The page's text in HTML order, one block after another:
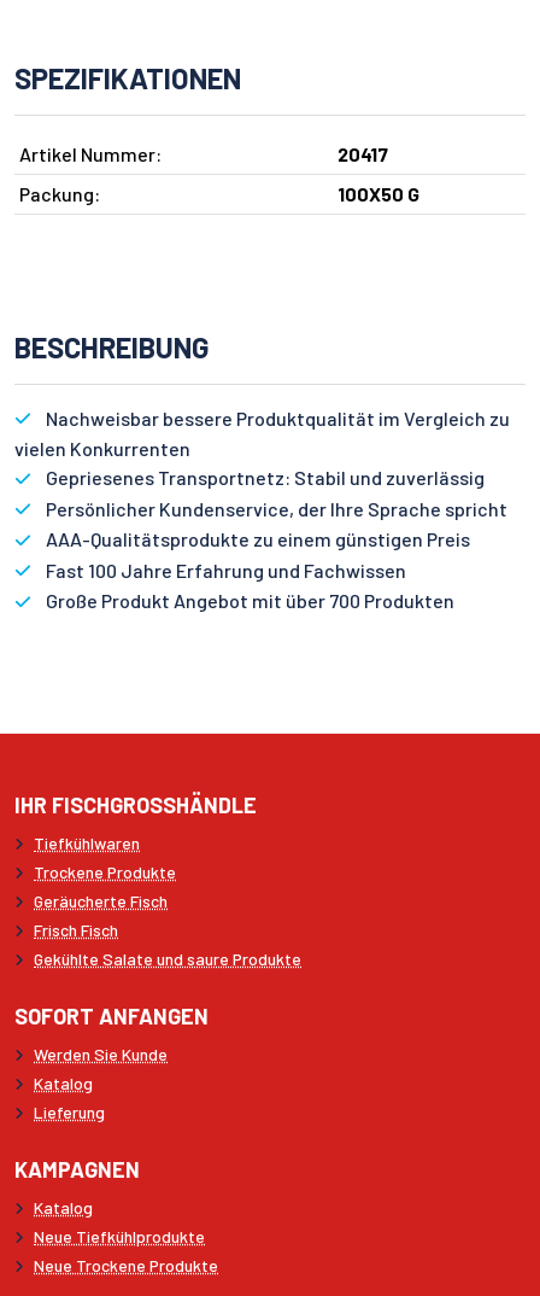
SPEZIFIKATIONEN
Artikel Nummer:
20417
Packung:
100X50 G
BESCHREIBUNG
Nachweisbar bessere Produktqualität im Vergleich zu
vielen Konkurrenten
Gepriesenes Transportnetz: Stabil und zuverlässig
Persönlicher Kundenservice, der Ihre Sprache spricht
AAA-Qualitätsprodukte zu einem günstigen Preis
Fast 100 Jahre Erfahrung und Fachwissen
Große Produkt Angebot mit über 700 Produkten
IHR FISCHGROSSHÄNDLE
Tiefkühlwaren
Trockene Produkte
Geräucherte Fisch
Frisch Fisch
Gekühlte Salate und saure Produkte
SOFORT ANFANGEN
Werden Sie Kunde
Katalog
Lieferung
KAMPAGNEN
Katalog
Neue Tiefkühlprodukte
Neue Trockene Produkte